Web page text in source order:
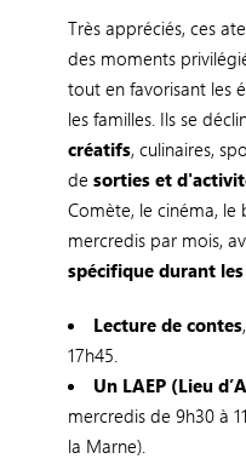
Très appréciés, ces
des moments
tout en favorisant les
les familles. Ils se
créatifs, culinaires,
de sorties et
Comète, le cinéma, le
mercredis par mois,
spécifique durant
Lecture de contes
17h45.
Un LAEP (Lieu
mercredis de 9h30 à
la Marne).